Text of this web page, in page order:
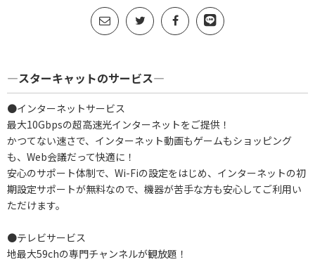
―スターキャットのサービス―
●インターネットサービス
最大10Gbpsの超高速光インターネットをご提供！
かつてない速さで、インターネット動画もゲームもショッピング
も、Web会議だって快適に！
安心のサポート体制で、Wi-Fiの設定をはじめ、インターネットの初
期設定サポートが無料なので、機器が苦手な方も安心してご利用い
ただけます。
●テレビサービス
地最大59chの専門チャンネルが観放題！